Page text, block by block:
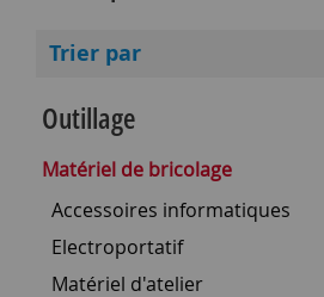
Trier par
Outillage
Matériel de bricolage
Accessoires informatiques
Electroportatif
Matériel d'atelier